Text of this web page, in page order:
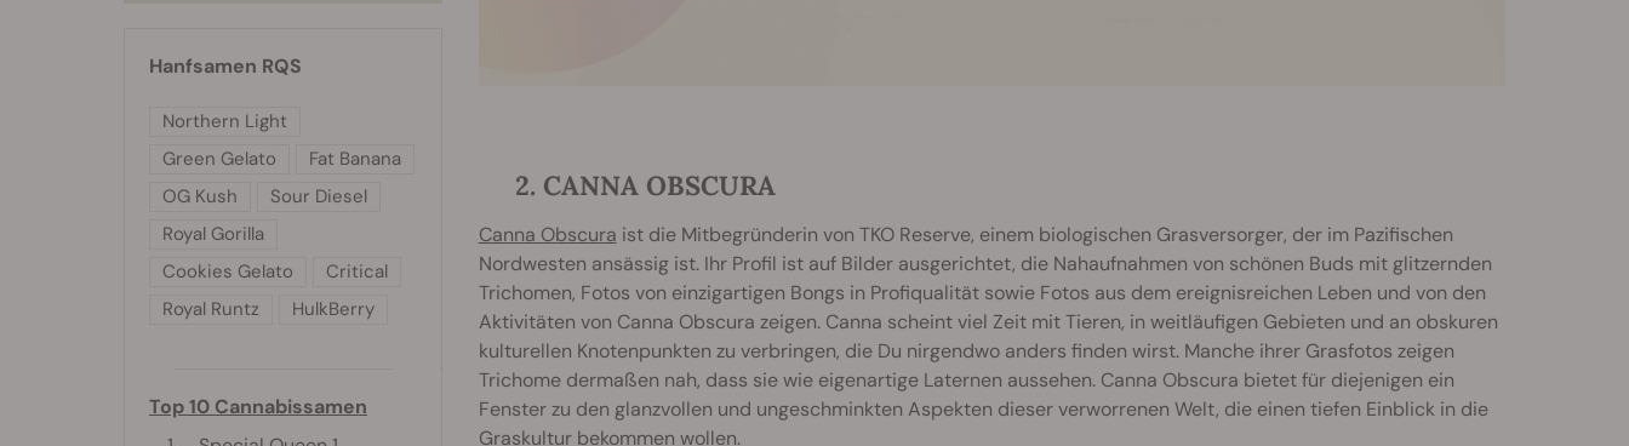
2. CANNA OBSCURA
Canna Obscura ist die Mitbegründerin von TKO Reserve, einem biologischen Grasversorger, der im Pazifischen
Nordwesten ansässig ist. Ihr Profil ist auf Bilder ausgerichtet, die Nahaufnahmen von schönen Buds mit glitzernden
Trichomen, Fotos von einzigartigen Bongs in Profiqualität sowie Fotos aus dem ereignisreichen Leben und von den
Aktivitäten von Canna Obscura zeigen. Canna scheint viel Zeit mit Tieren, in weitläufigen Gebieten und an obskuren
kulturellen Knotenpunkten zu verbringen, die Du nirgendwo anders finden wirst. Manche ihrer Grasfotos zeigen
Trichome dermaßen nah, dass sie wie eigenartige Laternen aussehen. Canna Obscura bietet für diejenigen ein
Fenster zu den glanzvollen und ungeschminkten Aspekten dieser verworrenen Welt, die einen tiefen Einblick in die
Graskultur bekommen wollen.
Hanfsamen RQS
Northern Light
Green Gelato
Fat Banana
OG Kush
Sour Diesel
Royal Gorilla
Cookies Gelato
Critical
Royal Runtz
HulkBerry
Top 10 Cannabissamen